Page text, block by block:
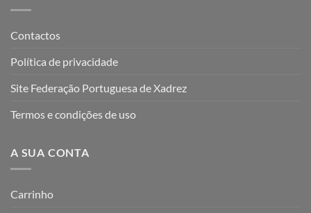
Contactos
Política de privacidade
Site Federação Portuguesa de Xadrez
Termos e condições de uso
A SUA CONTA
Carrinho